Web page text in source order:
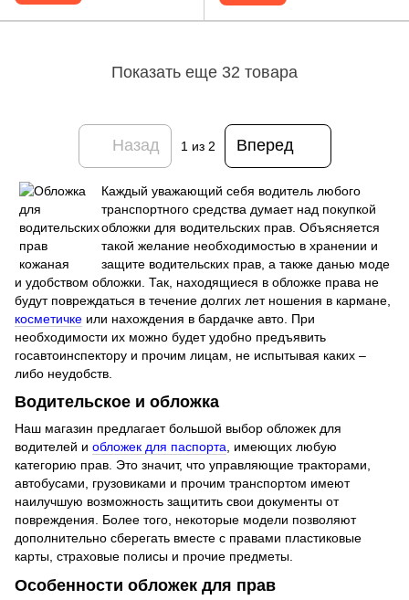
Показать еще 32 товара
Назад 1 из 2 Вперед
Каждый уважающий себя водитель любого
транспортного средства думает над покупкой
обложки для водительских прав. Объясняется
такой желание необходимостью в хранении и
защите водительских прав, а также данью моде
и удобством обложки. Так, находящиеся в обложке права не
будут повреждаться в течение долгих лет ношения в кармане,
косметичке или нахождения в бардачке авто. При
необходимости их можно будет удобно предъявить
госавтоинспектору и прочим лицам, не испытывая каких –
либо неудобств.
Водительское и обложка
Наш магазин предлагает большой выбор обложек для
водителей и обложек для паспорта, имеющих любую
категорию прав. Это значит, что управляющие тракторами,
автобусами, грузовиками и прочим транспортом имеют
наилучшую возможность защитить свои документы от
повреждения. Более того, некоторые модели позволяют
дополнительно сберегать вместе с правами пластиковые
карты, страховые полисы и прочие предметы.
Особенности обложек для прав